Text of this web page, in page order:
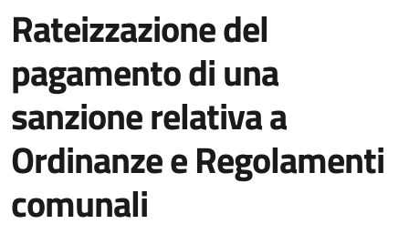
Rateizzazione del
pagamento di una
sanzione relativa a
Ordinanze e Regolamenti
comunali